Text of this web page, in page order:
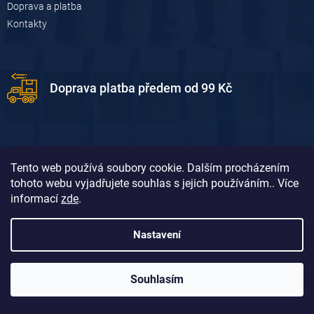
Tento web používá soubory cookie. Dalším procházením
tohoto webu vyjadřujete souhlas s jejich používáním.. Více
informací zde.
Nastavení
Souhlasím
Doprava a platba
Kontakty
Doprava platba předem od 99 Kč
Doprava platba dobírkou od 119 Kč